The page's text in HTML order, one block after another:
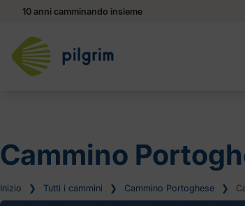
10 anni camminando insieme
Cammino
Inizio ❯ Tutti i cammini ❯ Cammino Portoghese ❯